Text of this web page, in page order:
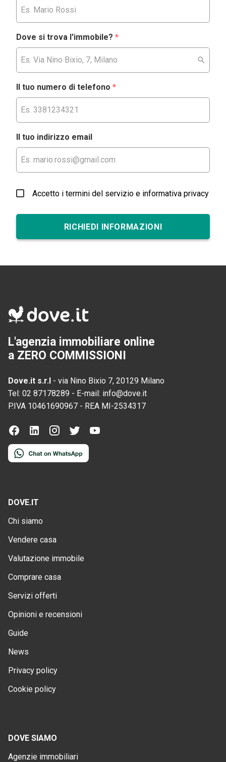
Dove si trova l'immobile? *
Il tuo numero di telefono *
Il tuo indirizzo email
Accetto i termini del servizio e informativa privacy
RICHIEDI INFORMAZIONI
L'agenzia immobiliare online
a ZERO COMMISSIONI
Dove.it s.r.l - via Nino Bixio 7, 20129 Milano
Tel: 02 87178289 - E-mail: info@dove.it
P.IVA 10461690967 - REA MI-2534317
DOVE.IT
Chi siamo
Vendere casa
Valutazione immobile
Comprare casa
Servizi offerti
Opinioni e recensioni
Guide
News
Privacy policy
Cookie policy
DOVE SIAMO
Agenzie immobiliari